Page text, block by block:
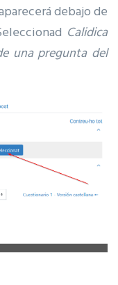
debajo de
Calidica
una pregunta del